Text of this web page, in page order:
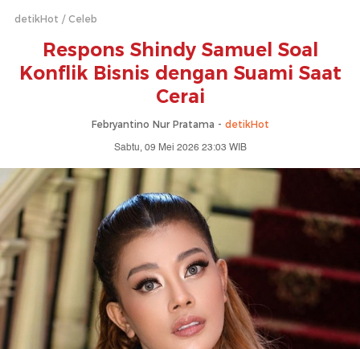
detikHot Celeb
Respons Shindy Samuel Soal
Konflik Bisnis dengan Suami Saat
Cerai
Febryantino Nur Pratama - detikHot
Sabtu, 09 Mei 2026 23:03 WIB